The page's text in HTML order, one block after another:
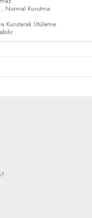
Normal Kurutma
Kurutarak Ütüleme